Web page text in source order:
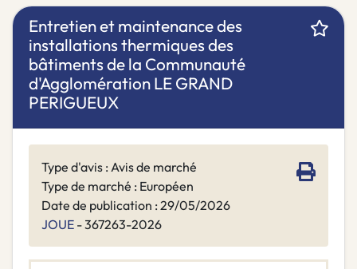
Entretien et maintenance des
installations thermiques des
bâtiments de la Communauté
d'Agglomération LE GRAND
PERIGUEUX
Type d'avis : Avis de marché
Type de marché : Européen
Date de publication : 29/05/2026
JOUE - 367263-2026